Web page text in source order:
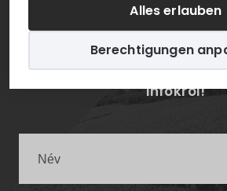
Alles erlauben
Berechtigungen
Értesüljön elsőként a
infókról!